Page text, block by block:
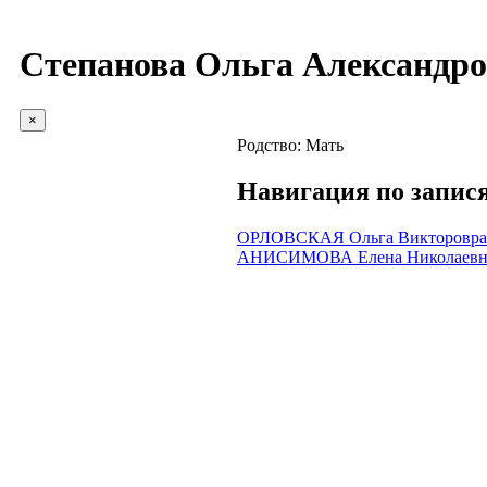
Степанова Ольга
×
Родство: Мать
Навигация по
ОРЛОВСКАЯ Ольга Викторовра
АНИСИМОВА Елена